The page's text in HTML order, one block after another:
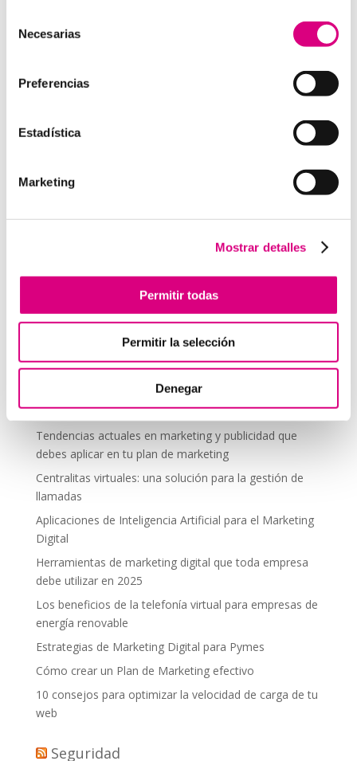
Necesarias
Preferencias
Estadística
Marketing
Mostrar detalles
Permitir todas
Permitir la selección
Denegar
negocio. Telefonía Virtual, Antivirus y Seguridad,
excelente. Puedes contactar con nosotros en el 900
Telefonía Virtual
Interfonos IP para aerogeneradores: comunicación
segura en altura
Telefonía virtual para el trabajo remoto: comunícate
desde donde estés
Tendencias actuales en marketing y publicidad que
debes aplicar en tu plan de marketing
Centralitas virtuales: una solución para la gestión de
llamadas
Aplicaciones de Inteligencia Artificial para el Marketing
Digital
Herramientas de marketing digital que toda empresa
debe utilizar en 2025
Los beneficios de la telefonía virtual para empresas de
energía renovable
Estrategias de Marketing Digital para Pymes
Cómo crear un Plan de Marketing efectivo
10 consejos para optimizar la velocidad de carga de tu
web
Seguridad